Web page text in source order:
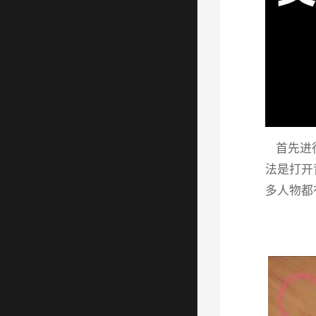
首先进
法是打
多人物